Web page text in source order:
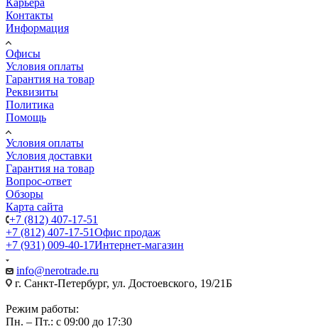
Карьера
Контакты
Информация
Офисы
Условия оплаты
Гарантия на товар
Реквизиты
Политика
Помощь
Условия оплаты
Условия доставки
Гарантия на товар
Вопрос-ответ
Обзоры
Карта сайта
+7 (812) 407-17-51
+7 (812) 407-17-51Офис продаж
+7 (931) 009-40-17Интернет-магазин
info@nerotrade.ru
г. Санкт-Петербург, ул. Достоевского, 19/21Б
Режим работы:
Пн. – Пт.: с 09:00 до 17:30